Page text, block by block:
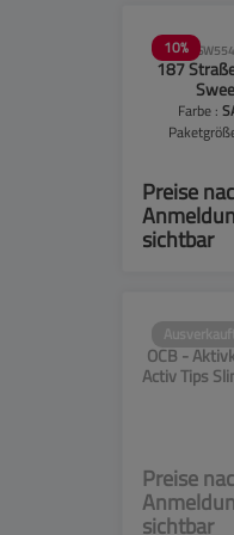
10%
187
6mm - 50
Farbe :
Preise
sichtbar
OCB -
Activ Tips
Preise
sichtbar